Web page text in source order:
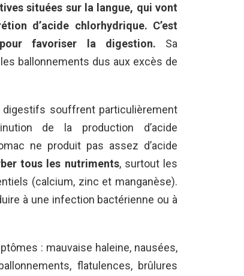
situées sur la langue, qui vont
d’acide chlorhydrique. C’est
favoriser la digestion. Sa
ballonnements dus aux excès de
souffrent particulièrement
de la production d’acide
ne produit pas assez d’acide
tous les nutriments, surtout les
(calcium, zinc et manganèse).
à une infection bactérienne ou à
: mauvaise haleine, nausées,
flatulences, brûlures